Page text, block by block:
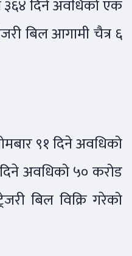
३६४ दिने अवधिको एक
बिल आगामी चैत्र ६
९१ दिने अवधिको
अवधिको ५० करोड
बिल विक्रि गरेको